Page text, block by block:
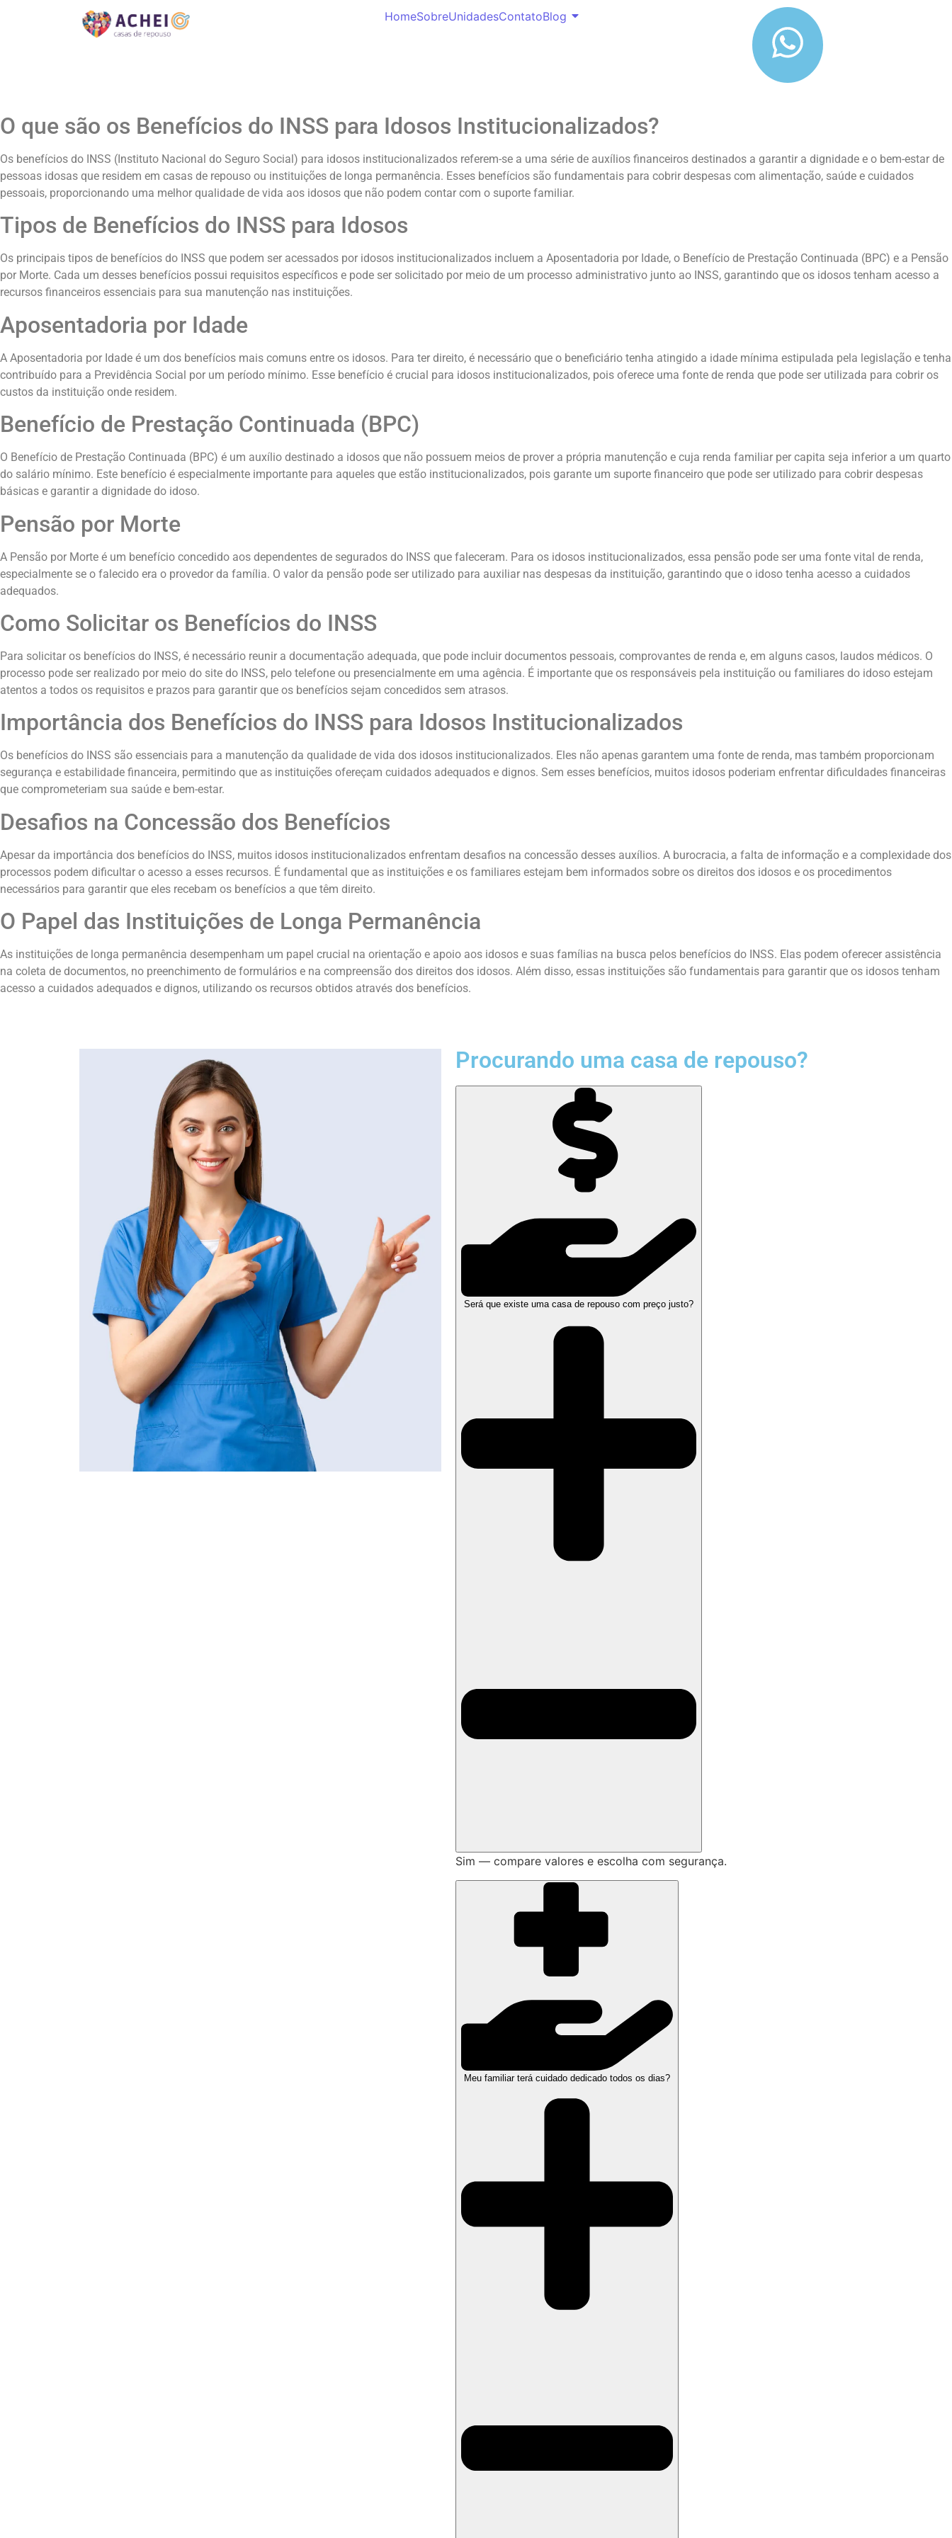
HomeSobreUnidadesContatoBlog
O que são os Benefícios do INSS para Idosos Institucionalizados?
Os benefícios do INSS (Instituto Nacional do Seguro Social) para idosos institucionalizados referem-se a uma série de auxílios financeiros destinados a garantir a dignidade e o bem-estar de
pessoas idosas que residem em casas de repouso ou instituições de longa permanência. Esses benefícios são fundamentais para cobrir despesas com alimentação, saúde e cuidados
pessoais, proporcionando uma melhor qualidade de vida aos idosos que não podem contar com o suporte familiar.
Tipos de Benefícios do INSS para Idosos
Os principais tipos de benefícios do INSS que podem ser acessados por idosos institucionalizados incluem a Aposentadoria por Idade, o Benefício de Prestação Continuada (BPC) e a Pensão
por Morte. Cada um desses benefícios possui requisitos específicos e pode ser solicitado por meio de um processo administrativo junto ao INSS, garantindo que os idosos tenham acesso a
recursos financeiros essenciais para sua manutenção nas instituições.
Aposentadoria por Idade
A Aposentadoria por Idade é um dos benefícios mais comuns entre os idosos. Para ter direito, é necessário que o beneficiário tenha atingido a idade mínima estipulada pela legislação e tenha
contribuído para a Previdência Social por um período mínimo. Esse benefício é crucial para idosos institucionalizados, pois oferece uma fonte de renda que pode ser utilizada para cobrir os
custos da instituição onde residem.
Benefício de Prestação Continuada (BPC)
O Benefício de Prestação Continuada (BPC) é um auxílio destinado a idosos que não possuem meios de prover a própria manutenção e cuja renda familiar per capita seja inferior a um quarto
do salário mínimo. Este benefício é especialmente importante para aqueles que estão institucionalizados, pois garante um suporte financeiro que pode ser utilizado para cobrir despesas
básicas e garantir a dignidade do idoso.
Pensão por Morte
A Pensão por Morte é um benefício concedido aos dependentes de segurados do INSS que faleceram. Para os idosos institucionalizados, essa pensão pode ser uma fonte vital de renda,
especialmente se o falecido era o provedor da família. O valor da pensão pode ser utilizado para auxiliar nas despesas da instituição, garantindo que o idoso tenha acesso a cuidados
adequados.
Como Solicitar os Benefícios do INSS
Para solicitar os benefícios do INSS, é necessário reunir a documentação adequada, que pode incluir documentos pessoais, comprovantes de renda e, em alguns casos, laudos médicos. O
processo pode ser realizado por meio do site do INSS, pelo telefone ou presencialmente em uma agência. É importante que os responsáveis pela instituição ou familiares do idoso estejam
atentos a todos os requisitos e prazos para garantir que os benefícios sejam concedidos sem atrasos.
Importância dos Benefícios do INSS para Idosos Institucionalizados
Os benefícios do INSS são essenciais para a manutenção da qualidade de vida dos idosos institucionalizados. Eles não apenas garantem uma fonte de renda, mas também proporcionam
segurança e estabilidade financeira, permitindo que as instituições ofereçam cuidados adequados e dignos. Sem esses benefícios, muitos idosos poderiam enfrentar dificuldades financeiras
que comprometeriam sua saúde e bem-estar.
Desafios na Concessão dos Benefícios
Apesar da importância dos benefícios do INSS, muitos idosos institucionalizados enfrentam desafios na concessão desses auxílios. A burocracia, a falta de informação e a complexidade dos
processos podem dificultar o acesso a esses recursos. É fundamental que as instituições e os familiares estejam bem informados sobre os direitos dos idosos e os procedimentos
necessários para garantir que eles recebam os benefícios a que têm direito.
O Papel das Instituições de Longa Permanência
As instituições de longa permanência desempenham um papel crucial na orientação e apoio aos idosos e suas famílias na busca pelos benefícios do INSS. Elas podem oferecer assistência
na coleta de documentos, no preenchimento de formulários e na compreensão dos direitos dos idosos. Além disso, essas instituições são fundamentais para garantir que os idosos tenham
acesso a cuidados adequados e dignos, utilizando os recursos obtidos através dos benefícios.
Procurando uma casa de repouso?
Será que existe uma casa de repouso com preço justo?
Sim — compare valores e escolha com segurança.
Meu familiar terá cuidado dedicado todos os dias?